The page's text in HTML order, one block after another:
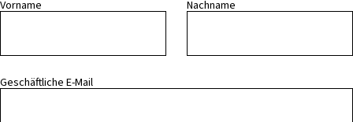
Vorname Nachname
Geschäftliche E-Mail